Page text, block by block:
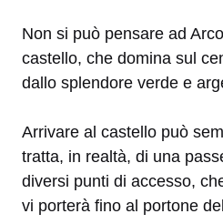
Non si può pensare ad
castello, che domina sul
dallo splendore verde e
Arrivare al castello può
tratta, in realtà, di una
diversi punti di accesso,
vi porterà fino al portone